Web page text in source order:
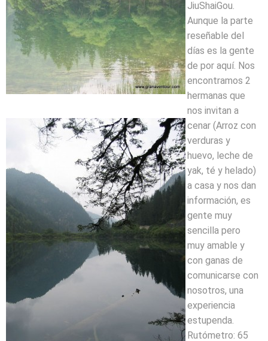
JiuShaiGou.
Aunque la parte
reseñable del
días es la gente
de por aquí. Nos
encontramos 2
hermanas que
nos invitan a
cenar (Arroz con
verduras y
huevo, leche de
yak, té y helado)
a casa y nos dan
información, es
gente muy
sencilla pero
muy amable y
con ganas de
comunicarse con
nosotros, una
experiencia
estupenda.
Rutómetro: 65